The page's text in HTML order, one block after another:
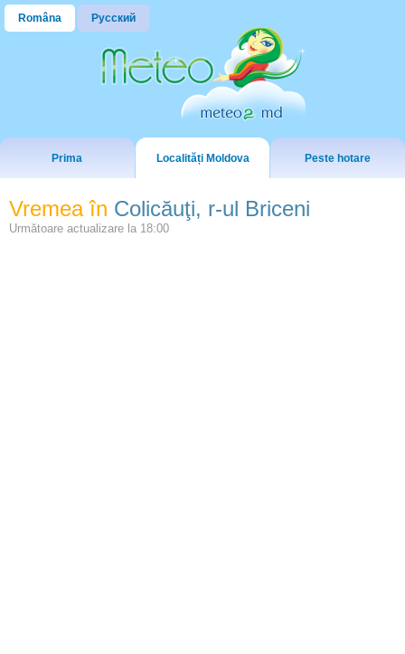
Româna Русский
Prima Localități Moldova Peste hotare
Vremea în Colicăuţi, r-ul Briceni
Următoare actualizare la 18:00